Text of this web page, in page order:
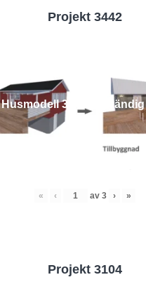
Projekt 3442
Husmodell 3442 -
« ‹ av 3 › »
Projekt 3104